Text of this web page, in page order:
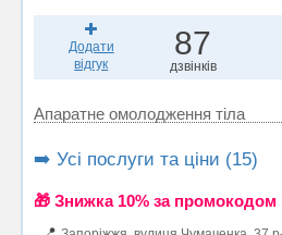
Додати
відгук
87
дзвінків
Апаратне омолодження тіла
➡️ Усі послуги та ціни (15)
🎁 Знижка 10% за промокодом